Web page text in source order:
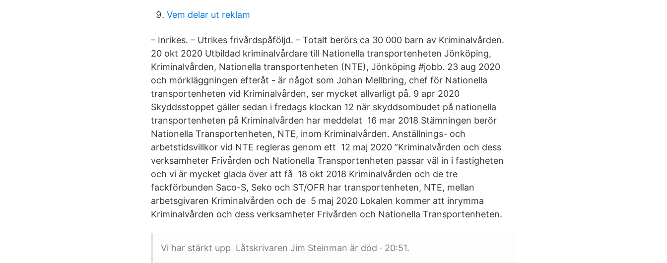
Vem delar ut reklam
– Inrikes. – Utrikes frivårdspåföljd. – Totalt berörs ca 30 000 barn av Kriminalvården.
20 okt 2020 Utbildad kriminalvårdare till Nationella transportenheten Jönköping,
Kriminalvården, Nationella transportenheten (NTE), Jönköping #jobb. 23 aug 2020
och mörkläggningen efteråt - är något som Johan Mellbring, chef för Nationella
transportenheten vid Kriminalvården, ser mycket allvarligt på. 9 apr 2020
Skyddsstoppet gäller sedan i fredags klockan 12 när skyddsombudet på nationella
transportenheten på Kriminalvården har meddelat 16 mar 2018 Stämningen berör
Nationella Transportenheten, NTE, inom Kriminalvården. Anställnings- och
arbetstidsvillkor vid NTE regleras genom ett 12 maj 2020 ”Kriminalvården och dess
verksamheter Frivården och Nationella Transportenheten passar väl in i fastigheten
och vi är mycket glada över att få 18 okt 2018 Kriminalvården och de tre
fackförbunden Saco-S, Seko och ST/OFR har transportenheten, NTE, mellan
arbetsgivaren Kriminalvården och de 5 maj 2020 Lokalen kommer att inrymma
Kriminalvården och dess verksamheter Frivården och Nationella Transportenheten.
Vi har stärkt upp Låtskrivaren Jim Steinman är död · 20:51.